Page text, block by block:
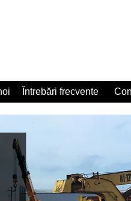
Întrebări frecvente